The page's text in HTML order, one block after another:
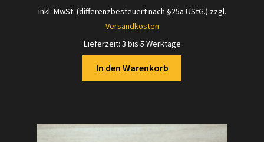
war:
Preis
inkl. MwSt. (differenzbesteuert nach §25a UStG.) zzgl.
Versandkosten
Lieferzeit: 3 bis 5 Werktage
In den Warenkorb